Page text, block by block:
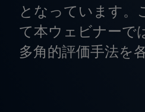
となっています。
て本ウェビナーで
多角的評価手法を